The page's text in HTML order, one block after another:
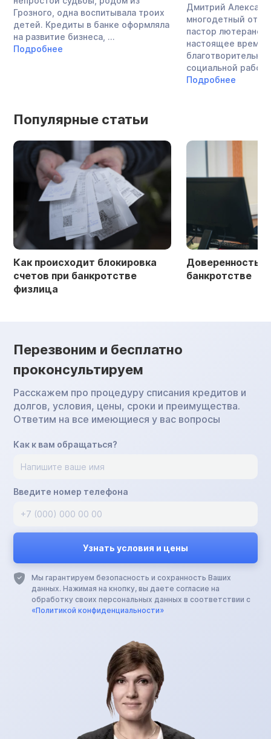
Грозного, одна воспитывала троих
детей. Кредиты в банке оформляла
на развитие бизнеса, ...
Подробнее
Дмитрий
многодетный
пастор
настоящее время
социальной
Подробнее
Популярные статьи
Как происходит блокировка
счетов при банкротстве
физлица
Доверенность
банкротстве
Перезвоним и бесплатно
проконсультируем
Расскажем про процедуру списания кредитов и
долгов, условия, цены, сроки и преимущества.
Ответим на все имеющиеся у вас вопросы
Как к вам обращаться?
Введите номер телефона
Мы гарантируем безопасность и сохранность Ваших
данных. Нажимая на кнопку, вы даете согласие на
обработку своих персональных данных в соответствии с
«Политикой конфиденциальности»